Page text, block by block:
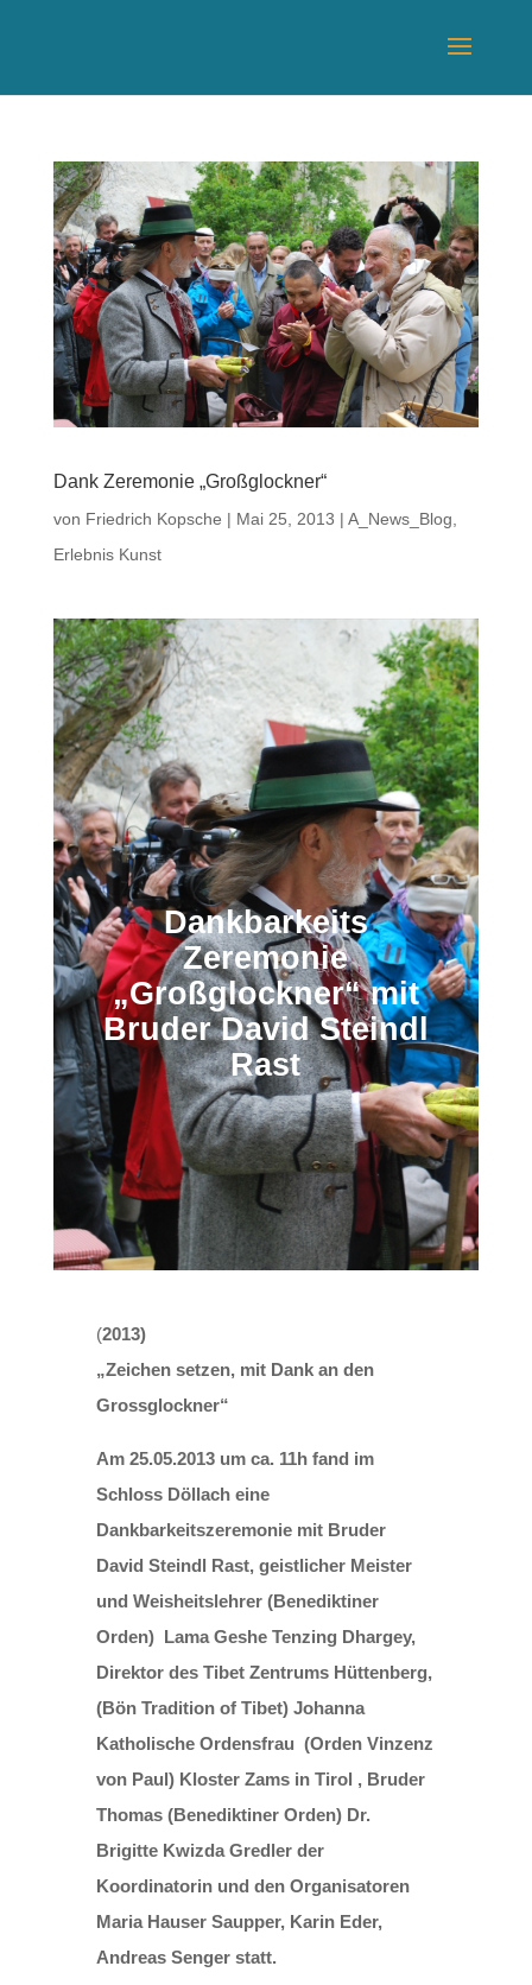
Dank Zeremonie „Großglockner“
von Friedrich Kopsche | Mai 25, 2013 | A_News_Blog
Erlebnis Kunst
Dankbarkeits
Zeremonie
„Großglockner“ mit
Bruder David Steindl
Rast
(2013)
„Zeichen setzen, mit Dank an den
Grossglockner“
Am 25.05.2013 um ca. 11h fand im
Schloss Döllach eine
Dankbarkeitszeremonie mit Bruder
David Steindl Rast, geistlicher Meister
und Weisheitslehrer (Benediktiner
Orden) Lama Geshe Tenzing Dhargey,
Direktor des Tibet Zentrums Hüttenberg,
(Bön Tradition of Tibet) Johanna
Katholische Ordensfrau (Orden Vinzenz
von Paul) Kloster Zams in Tirol , Bruder
Thomas (Benediktiner Orden) Dr.
Brigitte Kwizda Gredler der
Koordinatorin und den Organisatoren
Maria Hauser Saupper, Karin Eder,
Andreas Senger statt.